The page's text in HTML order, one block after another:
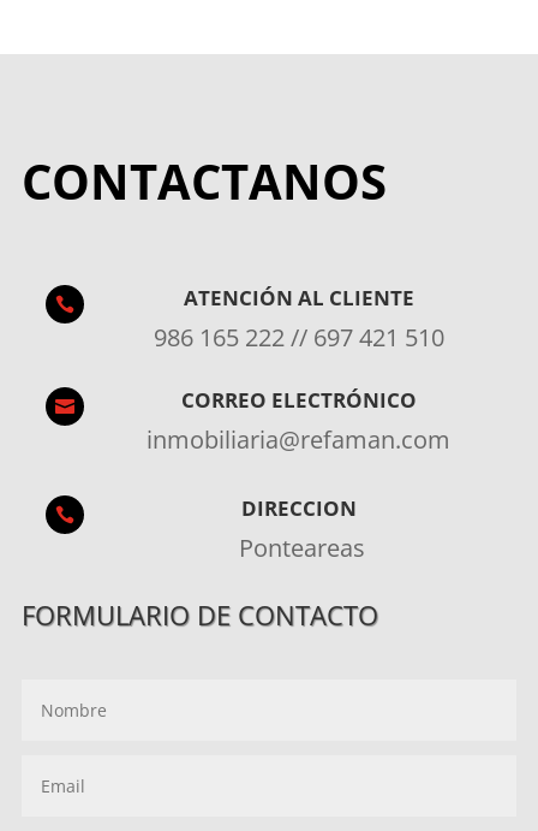
CONTACTANOS
 ATENCIÓN AL CLIENTE
986 165 222 // 697 421 510
 CORREO ELECTRÓNICO
inmobiliaria@refaman.com
 DIRECCION
Ponteareas
FORMULARIO DE CONTACTO